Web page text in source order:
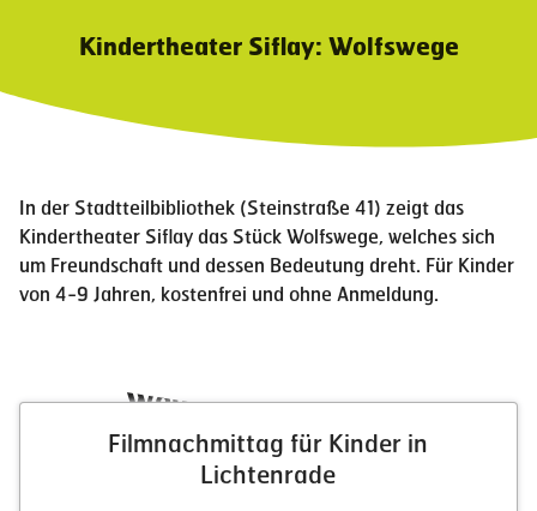
Kindertheater Siflay: Wolfswege
In der Stadtteilbibliothek (Steinstraße 41) zeigt das
Kindertheater Siflay das Stück Wolfswege, welches sich
um Freundschaft und dessen Bedeutung dreht. Für Kinder
von 4-9 Jahren, kostenfrei und ohne Anmeldung.
Weitere Neuigkeiten
Filmnachmittag für Kinder in
Lichtenrade